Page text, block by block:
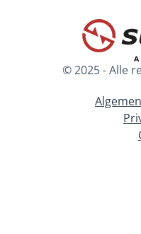
© 2025 - Alle